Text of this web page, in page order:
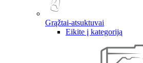
Grąžtai-atsuktuvai
Eikite į kategoriją